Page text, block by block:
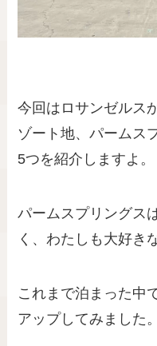
今回はロサンゼルス
ゾート地、パームス
5つを紹介しますよ。
パームスプリングス
く、わたしも大好き
これまで泊まった中
アップしてみました。